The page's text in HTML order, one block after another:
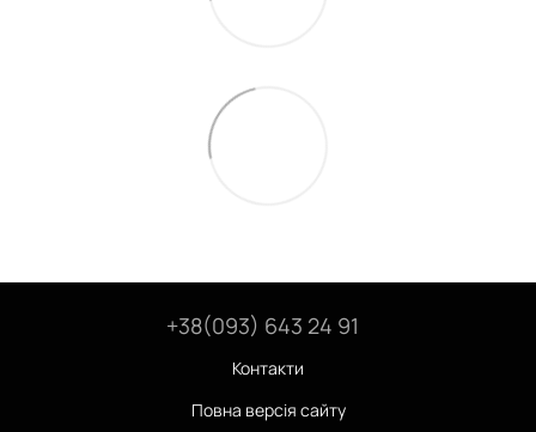
+38(093) 643 24 91
Контакти
Повна версія сайту